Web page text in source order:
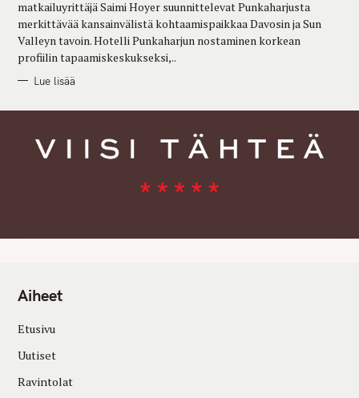
S
matkailuyrittäjä Saimi Hoyer suunnittelevat Punkaharjusta
merkittävää kansainvälistä kohtaamispaikkaa Davosin ja Sun
Valleyn tavoin. Hotelli Punkaharjun nostaminen korkean
profiilin tapaamiskeskukseksi,..
Lue lisää
Aiheet
Etusivu
Uutiset
Ravintolat